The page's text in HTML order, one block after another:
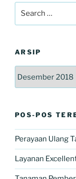
ARSIP
POS-POS
Perayaan Ulang
Layanan